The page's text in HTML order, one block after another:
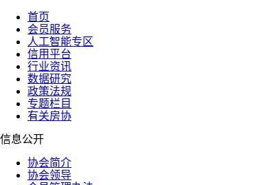
首页
会员服务
人工智能专区
信用平台
行业资讯
数据研究
政策法规
专题栏目
有关房协
信息公开
协会简介
协会领导